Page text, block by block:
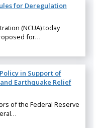
for Deregulation
(NCUA) today
for…
in Support of
Earthquake Relief
of the Federal Reserve